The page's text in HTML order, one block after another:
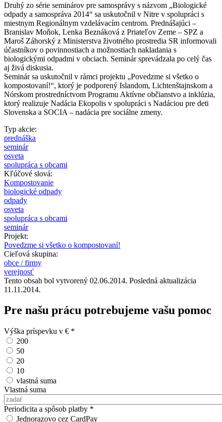
Druhý zo série seminárov pre samosprávy s názvom „Biologické
odpady a samospráva 2014“ sa uskutočnil v Nitre v spolupráci s
miestnym Regionálnym vzdelávacím centrom. Prednášajúci –
Branislav Moňok, Lenka Beznáková z Priateľov Zeme – SPZ a
Maroš Záhorský z Ministerstva životného prostredia SR informovali
účastníkov o povinnostiach a možnostiach nakladania s
biologickými odpadmi v obciach. Seminár sprevádzala po celý čas
aj živá diskusia.
Seminár sa uskutočnil v rámci projektu „Povedzme si všetko o
kompostovaní!“, ktorý je podporený Islandom, Lichtenštajnskom a
Nórskom prostredníctvom Programu Aktívne občianstvo a inklúzia,
ktorý realizuje Nadácia Ekopolis v spolupráci s Nadáciou pre deti
Slovenska a SOCIA – nadácia pre sociálne zmeny.
Typ akcie:
prednáška
seminár
osveta
spolupráca s obcami
Kľúčové slová:
Kompostovanie
biologické odpady
odpady
osveta
spolupráca s obcami
seminár
Projekt:
Povedzme si všetko o kompostovaní!
Cieľová skupina:
obce / firmy
verejnosť
Tento obsah bol vytvorený 02.06.2014. Posledná aktualizácia
11.11.2014.
Pre našu prácu potrebujeme vašu pomoc
Výška príspevku v € *
200
50
20
10
vlastná suma
Vlastná suma
Periodicita a spôsob platby *
Jednorazovo cez CardPay